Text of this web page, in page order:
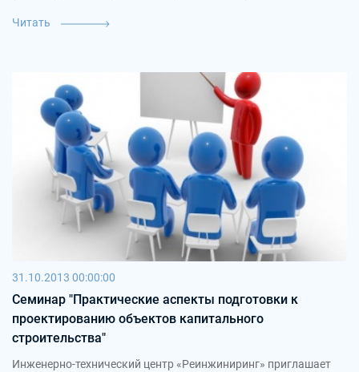
Читать
31.10.2013 00:00:00
Семинар "Практические аспекты подготовки к
проектированию объектов капитального
строительства"
Инженерно-технический центр «Реинжиниринг» приглашает